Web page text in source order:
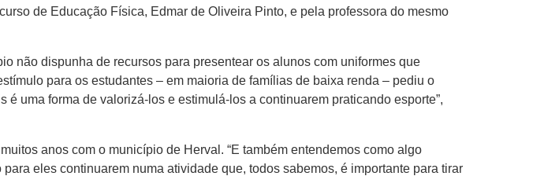
de Educação Física, Edmar de Oliveira Pinto, e pela professora do mesmo
não dispunha de recursos para presentear os alunos com uniformes que
para os estudantes – em maioria de famílias de baixa renda – pediu o
uma forma de valorizá-los e estimulá-los a continuarem praticando esporte”,
anos com o município de Herval. “E também entendemos como algo
eles continuarem numa atividade que, todos sabemos, é importante para tirar